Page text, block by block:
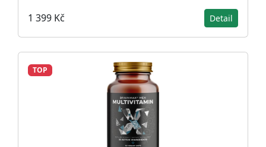
1 399 Kč Detail
TOP